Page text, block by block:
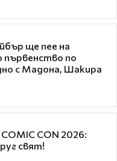
ще пее на
по
с Мадона, Шакира
COMIC CON 2026:
свят!